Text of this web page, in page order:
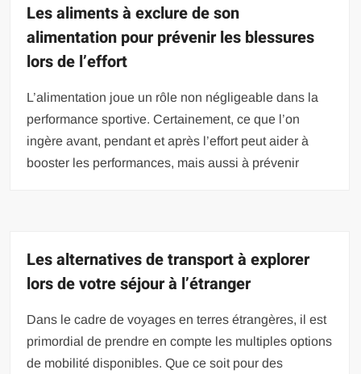
Les aliments à exclure de son
alimentation pour prévenir les blessures
lors de l’effort
L’alimentation joue un rôle non négligeable dans la
performance sportive. Certainement, ce que l’on
ingère avant, pendant et après l’effort peut aider à
booster les performances, mais aussi à prévenir
Les alternatives de transport à explorer
lors de votre séjour à l’étranger
Dans le cadre de voyages en terres étrangères, il est
primordial de prendre en compte les multiples options
de mobilité disponibles. Que ce soit pour des